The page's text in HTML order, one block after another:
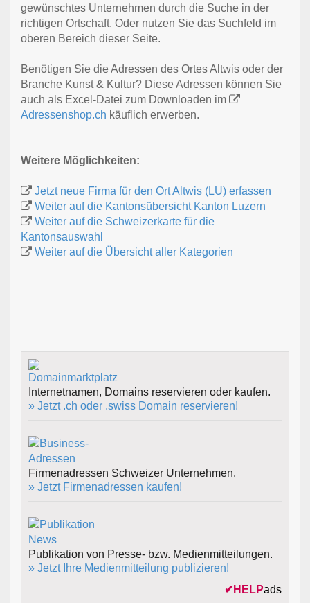
gewünschtes Unternehmen durch die Suche in der
richtigen Ortschaft. Oder nutzen Sie das Suchfeld im
oberen Bereich dieser Seite.
Benötigen Sie die Adressen des Ortes Altwis oder der
Branche Kunst & Kultur? Diese Adressen können Sie
auch als Excel-Datei zum Downloaden im
Adressenshop.ch käuflich erwerben.
Weitere Möglichkeiten:
Jetzt neue Firma für den Ort Altwis (LU) erfassen
Weiter auf die Kantonsübersicht Kanton Luzern
Weiter auf die Schweizerkarte für die
Kantonsauswahl
Weiter auf die Übersicht aller Kategorien
Internetnamen, Domains reservieren oder kaufen.
» Jetzt .ch oder .swiss Domain reservieren!
Firmenadressen Schweizer Unternehmen.
» Jetzt Firmenadressen kaufen!
Publikation von Presse- bzw. Medienmitteilungen.
» Jetzt Ihre Medienmitteilung publizieren!
✔ HELPads